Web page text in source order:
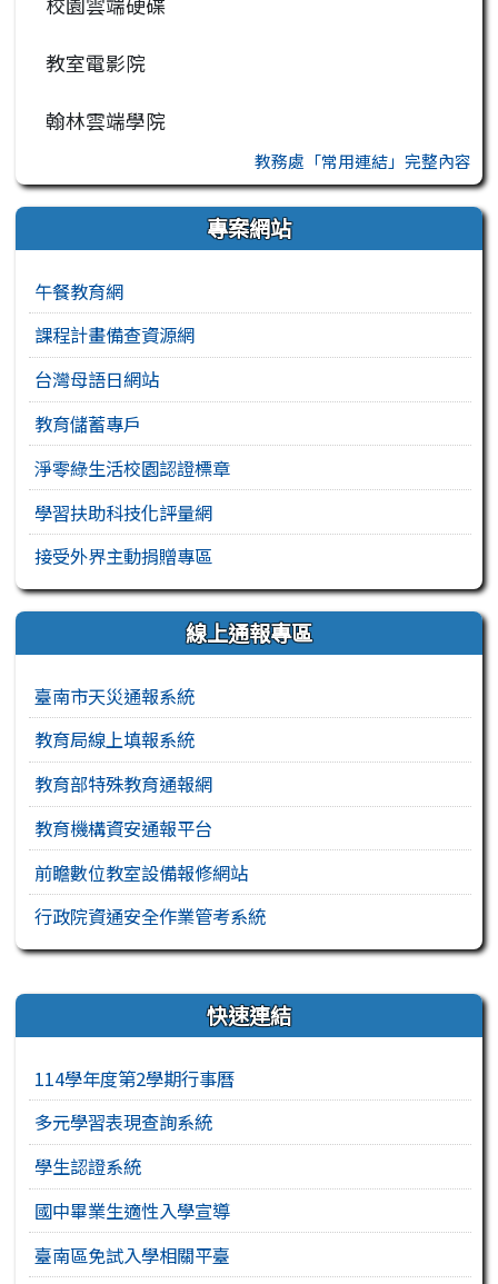
教室電影院
翰林雲端學院
教務處「常用連結」完整內容
專案網站
午餐教育網
課程計畫備查資源網
台灣母語日網站
教育儲蓄專戶
淨零綠生活校園認證標章
學習扶助科技化評量網
接受外界主動捐贈專區
線上通報專區
臺南市天災通報系統
教育局線上填報系統
教育部特殊教育通報網
教育機構資安通報平台
前瞻數位教室設備報修網站
行政院資通安全作業管考系統
右邊區域內容 快速連結
114學年度第2學期行事曆
多元學習表現查詢系統
學生認證系統
國中畢業生適性入學宣導
臺南區免試入學相關平臺